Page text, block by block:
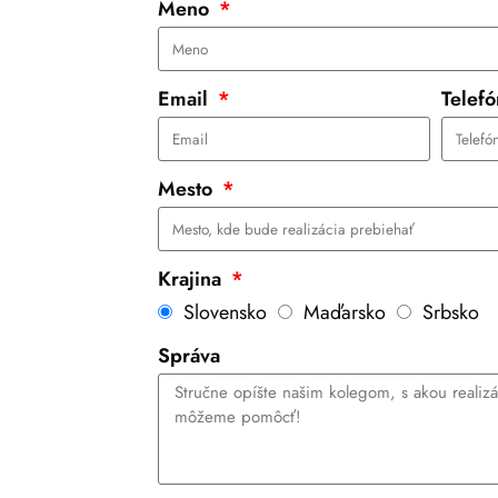
Meno
Email
Mesto
Krajina
Slovensko
Maďarsko
Srbsko
Správa